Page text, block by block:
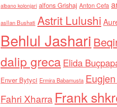
albano kolonjari alfons Grishaj Anton Cefa
asllan Bushati Astrit Lulushi
Behlul Jashari
dalip grecaElida
Enver Bytyci Ermira Babamusta
Fahri Xharra Frank